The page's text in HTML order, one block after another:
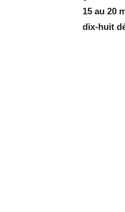
15 au 20
dix-huit